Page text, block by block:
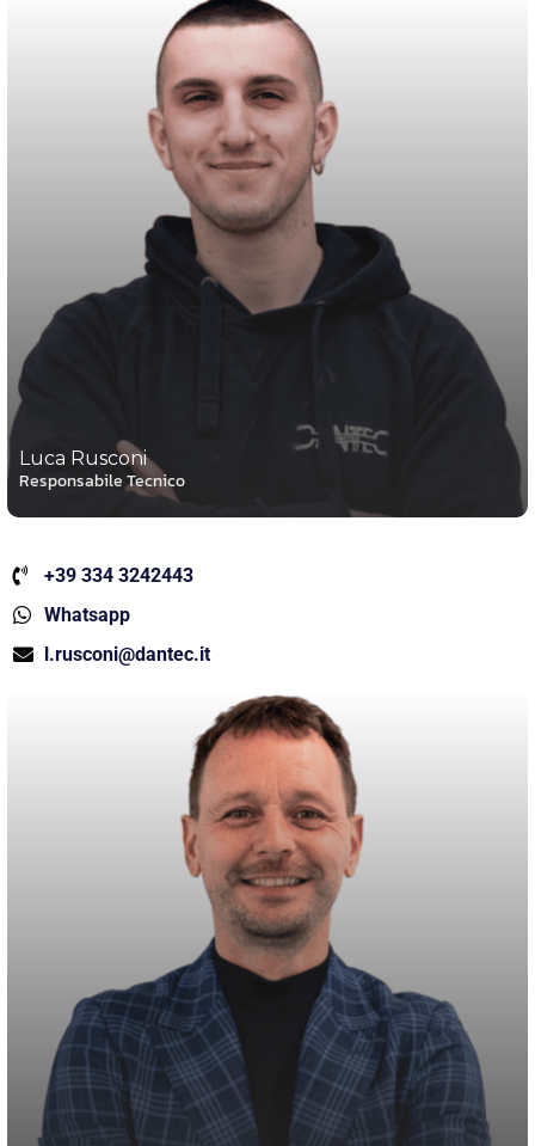
Luca Rusconi
Responsabile Tecnico
+39 334 3242443
Whatsapp
l.rusconi@dantec.it